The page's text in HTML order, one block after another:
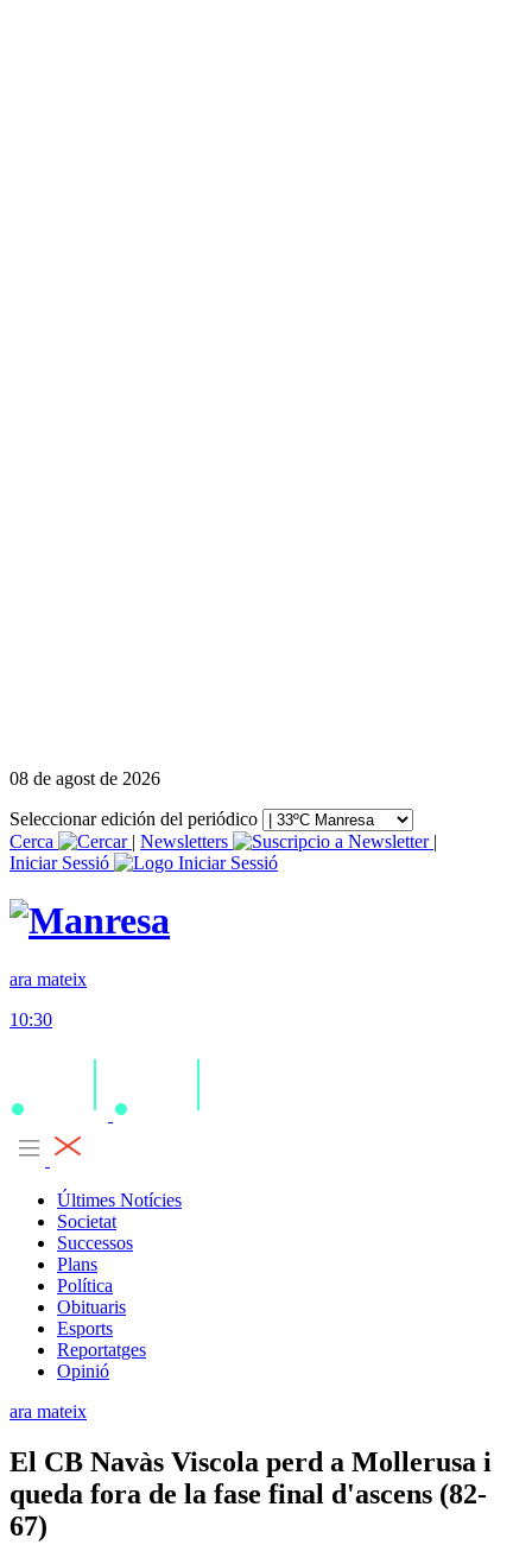
08 de agost de 2026
Seleccionar edición del periódico
Cerca
| Newsletters
|
Iniciar Sessió
ara mateix
10:30
Últimes Notícies
Societat
Successos
Plans
Política
Obituaris
Esports
Reportatges
Opinió
ara mateix
El CB Navàs Viscola perd a Mollerusa i
queda fora de la fase final d'ascens (82-
67)